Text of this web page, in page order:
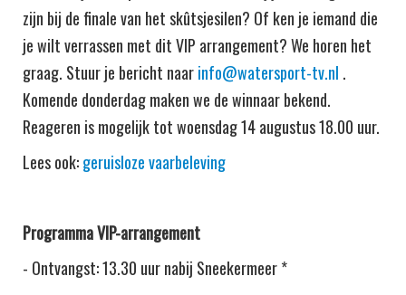
zijn bij de finale van het skûtsjesilen? Of ken je iemand die
je wilt verrassen met dit VIP arrangement? We horen het
graag. Stuur je bericht naarinfo@watersport-tv.nl .
Komende donderdag maken we de winnaar bekend.
Reageren is mogelijk tot woensdag 14 augustus 18.00 uur.
Lees ook:geruisloze vaarbeleving
Programma VIP-arrangement
- Ontvangst: 13.30 uur nabij Sneekermeer *